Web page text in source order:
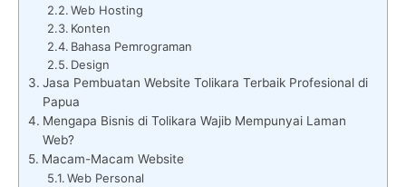
Web Hosting
Konten
Bahasa Pemrograman
Design
Jasa Pembuatan Website Tolikara Terbaik Profesional di
Papua
Mengapa Bisnis di Tolikara Wajib Mempunyai Laman
Web?
Macam-Macam Website
Web Personal